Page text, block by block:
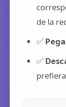
de la
✅
✅